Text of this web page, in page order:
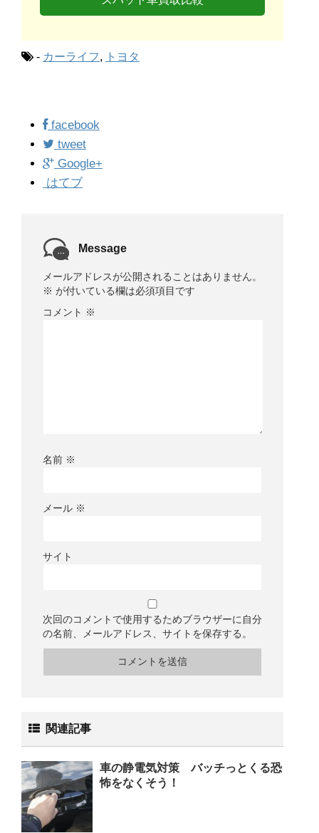
- カーライフ, トヨタ
facebook
tweet
Google+
はてブ
Message
メールアドレスが公開されることはありません。
※ が付いている欄は必須項目です
コメント ※
名前 ※
メール ※
サイト
次回のコメントで使用するためブラウザーに自分
の名前、メールアドレス、サイトを保存する。
関連記事
車の静電気対策 バッチっとくる恐
怖をなくそう！